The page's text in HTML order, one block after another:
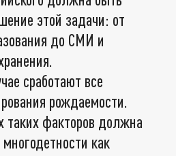
этой задачи: от
до СМИ и
сработают все
рождаемости.
таких факторов должна
как